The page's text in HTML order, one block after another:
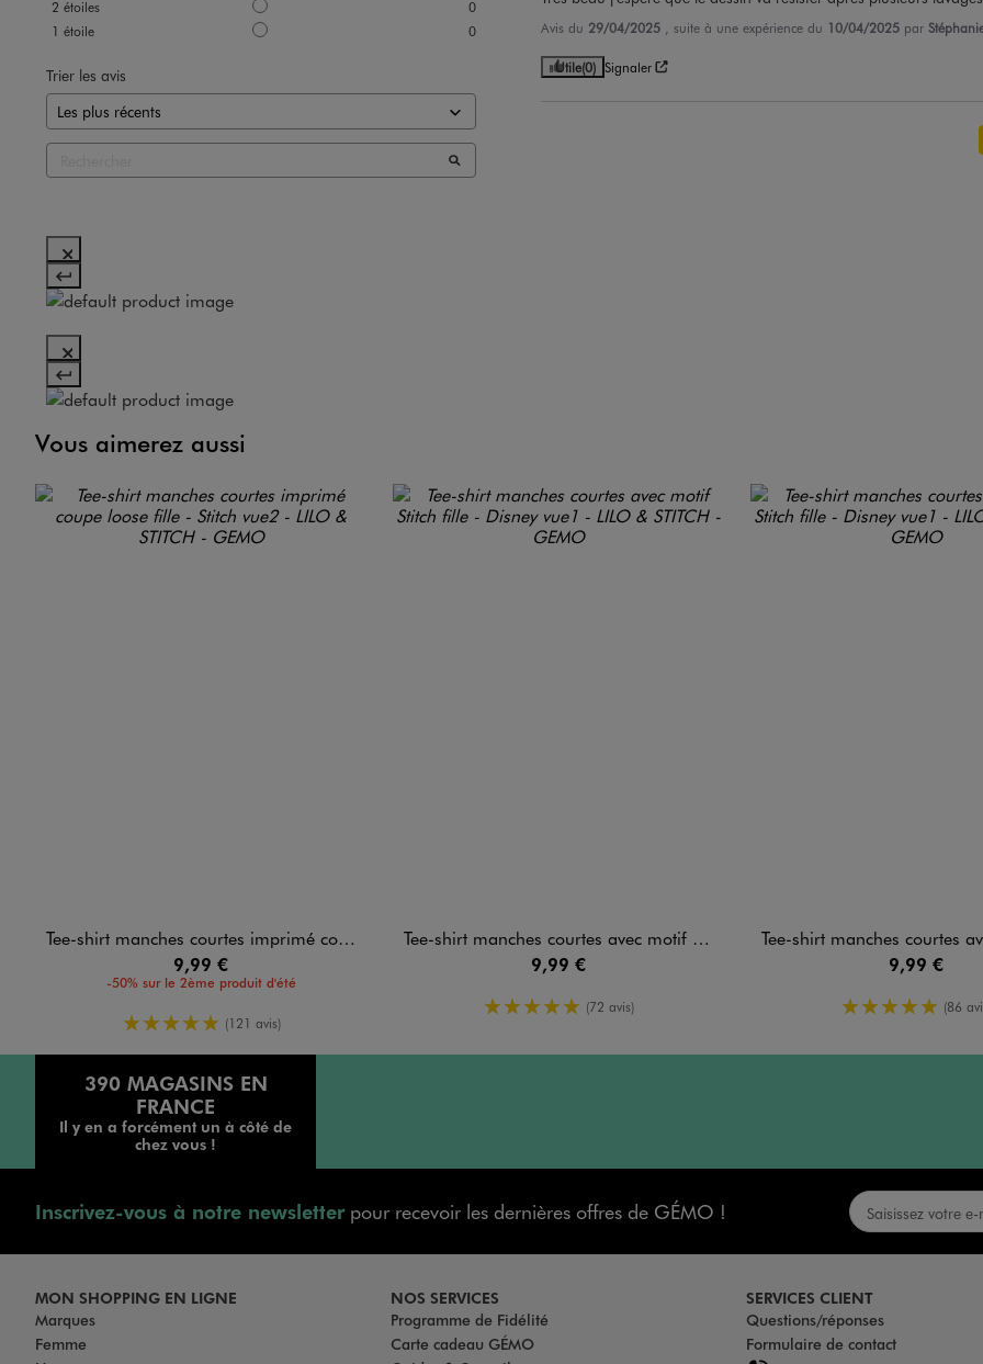
2 étoiles
0
1 étoile 0
Trier les avis
Avis du 29/04/2025 , suite à une expérience du 10/04/2025 par
Utile(0) Signaler
Vous aimerez aussi
Tee-shirt manches courtes imprimé coupe loose fille - Stitch
9,99 €
-50% sur le 2ème produit d'été
5/5 de moyenne
(121 avis)
Tee-shirt manches courtes avec motif Stitch fille - Disney
9,99 €
5/5 de moyenne
(72 avis)
Tee-shirt manches courtes avec motif
9,99 €
5/5 de
(86
390 MAGASINS EN
FRANCE
Il y en a forcément un à côté de
chez vous !
Inscrivez-vous à notre newsletterpour recevoir les dernières offres de GÉMO !
MON SHOPPING EN LIGNE
Marques
Femme
NOS SERVICES
Programme de Fidélité
Carte cadeau GÉMO
SERVICES CLIENT
Questions/réponses
Formulaire de contact